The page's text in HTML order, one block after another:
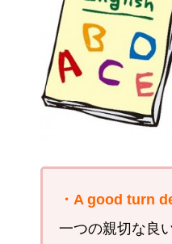
・A good turn
一つの親切な良